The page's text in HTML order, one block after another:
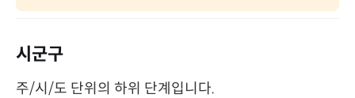
시군구
주/시/도 단위의 하위 단계입니다.